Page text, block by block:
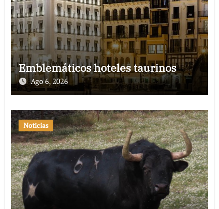
Emblemáticos hoteles taurinos
Ago 6, 2026
Noticias